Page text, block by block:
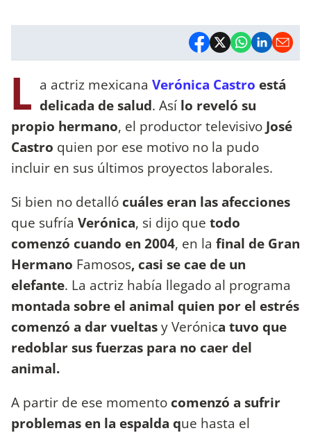
L a actriz mexicana Verónica Castro está
delicada de salud. Así lo reveló su
propio hermano, el productor televisivo José
Castro quien por ese motivo no la pudo
incluir en sus últimos proyectos laborales.
Si bien no detalló cuáles eran las afecciones
que sufría Verónica, si dijo que todo
comenzó cuando en 2004, en la final de Gran
Hermano Famosos, casi se cae de un
elefante. La actriz había llegado al programa
montada sobre el animal quien por el estrés
comenzó a dar vueltasy Verónica tuvo que
redoblar sus fuerzas para no caer del
animal.
A partir de ese momento comenzó a sufrir
problemas en la espalda que hasta el